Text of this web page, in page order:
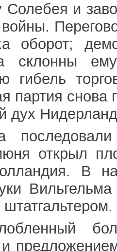
Солебея и
войны.
оборот;
склонны
гибель
партия снова
дух
открыл
В